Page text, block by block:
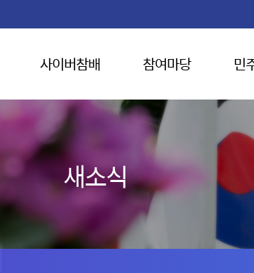
사이버참배 참여마당 민
새소식